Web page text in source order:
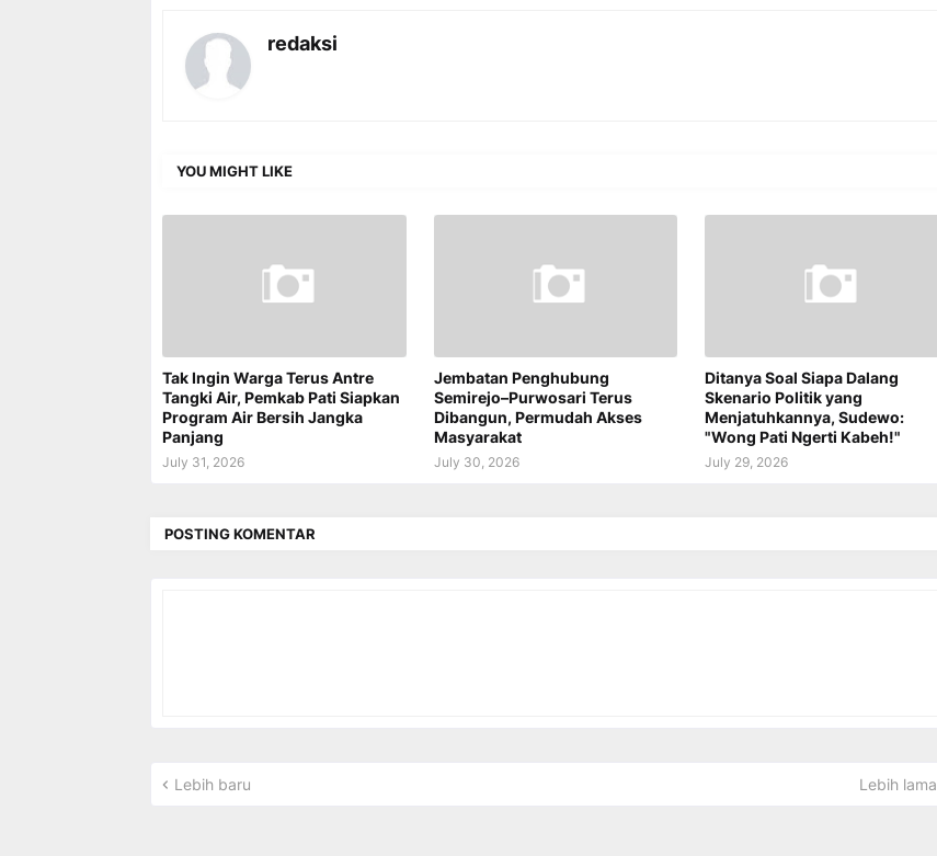
redaksi
YOU MIGHT LIKE
Tak Ingin Warga Terus Antre
Tangki Air, Pemkab Pati Siapkan
Program Air Bersih Jangka
Panjang
July 31, 2026
Jembatan Penghubung
Semirejo–Purwosari Terus
Dibangun, Permudah Akses
Masyarakat
July 30, 2026
Ditanya Soal Siapa Dalang
Skenario Politik yang
Menjatuhkannya, Sudewo:
"Wong Pati Ngerti Kabeh!"
July 29, 2026
POSTING KOMENTAR
Lebih baru Lebih lama